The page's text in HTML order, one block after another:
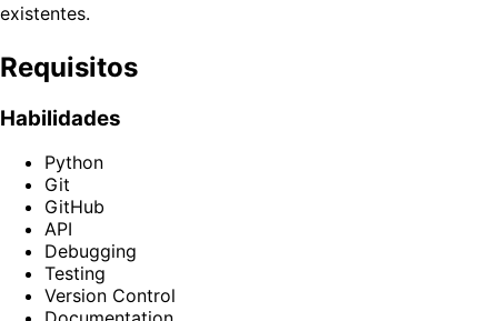
existentes.
Requisitos
Habilidades
Python
Git
GitHub
API
Debugging
Testing
Version Control